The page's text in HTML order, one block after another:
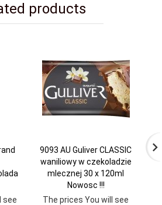
products
see
9093 AU Guliver CLASSIC
waniliowy w czekoladzie
mlecznej 30 x 120ml
Nowosc !!!
The prices You will see